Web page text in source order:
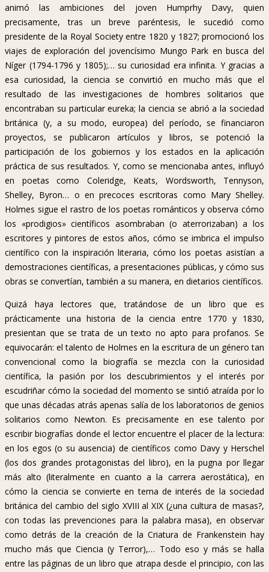
animó las ambiciones del joven Humprhy Davy, quien
precisamente, tras un breve paréntesis, le sucedió como
presidente de la Royal Society entre 1820 y 1827; promocionó los
viajes de exploración del jovencísimo Mungo Park en busca del
Níger (1794-1796 y 1805);… su curiosidad era infinita. Y gracias a
esa curiosidad, la ciencia se convirtió en mucho más que el
resultado de las investigaciones de hombres solitarios que
encontraban su particular eureka; la ciencia se abrió a la sociedad
británica (y, a su modo, europea) del período, se financiaron
proyectos, se publicaron artículos y libros, se potenció la
participación de los gobiernos y los estados en la aplicación
práctica de sus resultados. Y, como se mencionaba antes, influyó
en poetas como Coleridge, Keats, Wordsworth, Tennyson,
Shelley, Byron… o en precoces escritoras como Mary Shelley.
Holmes sigue el rastro de los poetas románticos y observa cómo
los «prodigios» científicos asombraban (o aterrorizaban) a los
escritores y pintores de estos años, cómo se imbrica el impulso
científico con la inspiración literaria, cómo los poetas asistían a
demostraciones científicas, a presentaciones públicas, y cómo sus
obras se convertían, también a su manera, en dietarios científicos.
Quizá haya lectores que, tratándose de un libro que es
prácticamente una historia de la ciencia entre 1770 y 1830,
presientan que se trata de un texto no apto para profanos. Se
equivocarán: el talento de Holmes en la escritura de un género tan
convencional como la biografía se mezcla con la curiosidad
científica, la pasión por los descubrimientos y el interés por
escudriñar cómo la sociedad del momento se sintió atraída por lo
que unas décadas atrás apenas salía de los laboratorios de genios
solitarios como Newton. Es precisamente en ese talento por
escribir biografías donde el lector encuentre el placer de la lectura:
en los egos (o su ausencia) de científicos como Davy y Herschel
(los dos grandes protagonistas del libro), en la pugna por llegar
más alto (literalmente en cuanto a la carrera aerostática), en
cómo la ciencia se convierte en tema de interés de la sociedad
británica del cambio del siglo XVIII al XIX (¿una cultura de masas?,
con todas las prevenciones para la palabra masa), en observar
como detrás de la creación de la Criatura de Frankenstein hay
mucho más que Ciencia (y Terror),… Todo eso y más se halla
entre las páginas de un libro que atrapa desde el principio, con las